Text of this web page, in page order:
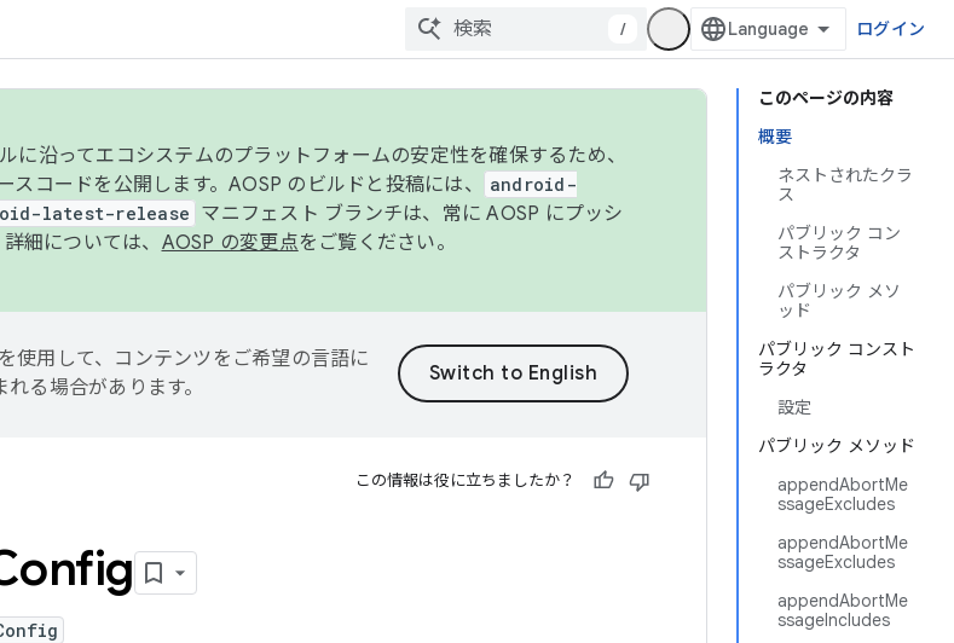
/ ログイン
このページの内容
概要
ネストされたクラ
ス
パブリック コン
ストラクタ
パブリック メソ
ッド
パブリック コンスト
ラクタ
設定
パブリック メソッド
appendAbortMe
ssageExcludes
appendAbortMe
ssageExcludes
appendAbortMe
ssageIncludes
に沿ってエコシステムのプラットフォームの安定性を確保するため、
コードを公開します。AOSP のビルドと投稿には、
android-
latest-release マニフェスト ブランチは、常に AOSP にプッシ
細については、 AOSP の変更点をご覧ください。
使用して、コンテンツをご希望の言語に
る場合があります。
この情報は役に立ちましたか？